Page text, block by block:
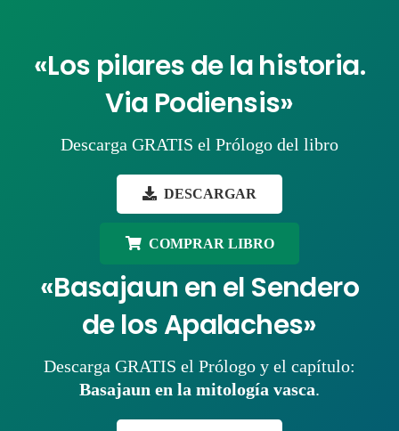
«Los pilares de la historia.
Via Podiensis»
Descarga GRATIS el Prólogo del libro
DESCARGAR
COMPRAR LIBRO
«Basajaun en el Sendero
de los Apalaches»
Descarga GRATIS el Prólogo y el capítulo:
Basajaun en la mitología vasca.